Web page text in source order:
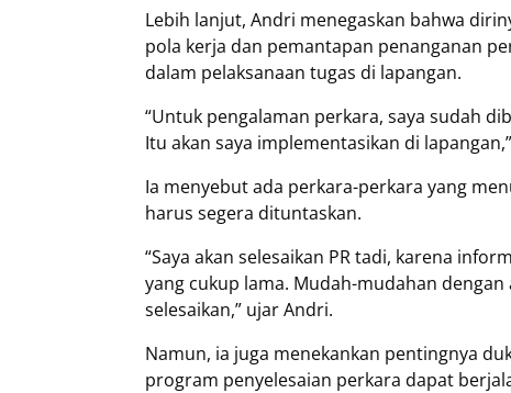
Lebih lanjut, Andri menegaskan bahwa
pola kerja dan pemantapan penanganan
dalam pelaksanaan tugas di lapangan.
“Untuk pengalaman perkara, saya sudah
Itu akan saya implementasikan di
Ia menyebut ada perkara-perkara yang
harus segera dituntaskan.
“Saya akan selesaikan PR tadi, karena
yang cukup lama. Mudah-mudahan
selesaikan,” ujar Andri.
Namun, ia juga menekankan pentingnya
program penyelesaian perkara dapat